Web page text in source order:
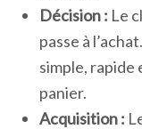
Décision : Le
passe à
simple, rapide
panier.
Acquisition :